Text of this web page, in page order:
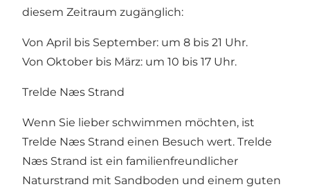
diesem Zeitraum zugänglich:
Von April bis September: um 8 bis 21 Uhr.
Von Oktober bis März: um 10 bis 17 Uhr.
Trelde Næs Strand
Wenn Sie lieber schwimmen möchten, ist
Trelde Næs Strand einen Besuch wert. Trelde
Næs Strand ist ein familienfreundlicher
Naturstrand mit Sandboden und einem guten